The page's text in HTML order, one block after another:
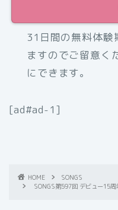
31日間の無料体験
ますのでご留意く
にできます。
[ad#ad-1]
HOME
SONGS
SONGS第597回 デビュー15